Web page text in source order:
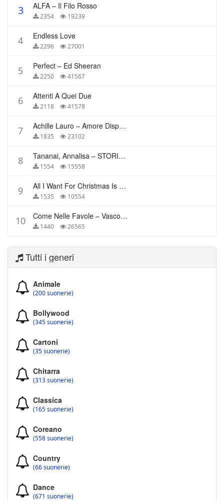
3 ALFA – Il Filo Rosso
2354 19239
4 Endless Love
2296 27001
5 Perfect – Ed Sheeran
2250 41567
6 Attenti A Quei Due
2118 41578
7 Achille Lauro – Amore Disperato
1835 23102
8 Tananai, Annalisa – STORIE BREVI
1554 15558
9 All I Want For Christmas Is You – Mariah Carey
1535 10554
10 Come Nelle Favole – Vasco Rossi
1440 26565
Tutti i generi
Animale
(200 suonerie)
Bollywood
(345 suonerie)
Cartoni
(35 suonerie)
Chitarra
(313 suonerie)
Classica
(165 suonerie)
Coreano
(558 suonerie)
Country
(66 suonerie)
Dance
(671 suonerie)